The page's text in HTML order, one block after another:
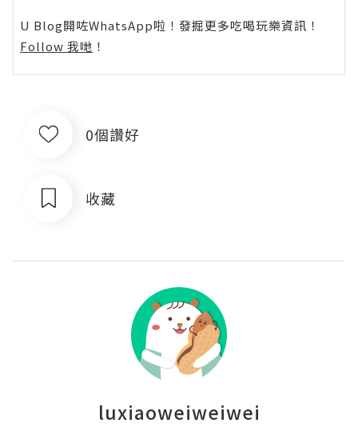
U Blog開咗WhatsApp啦！發掘更多吃喝玩樂資訊！
Follow 我哋 ！
0個讚好
收藏
luxiaoweiweiwei